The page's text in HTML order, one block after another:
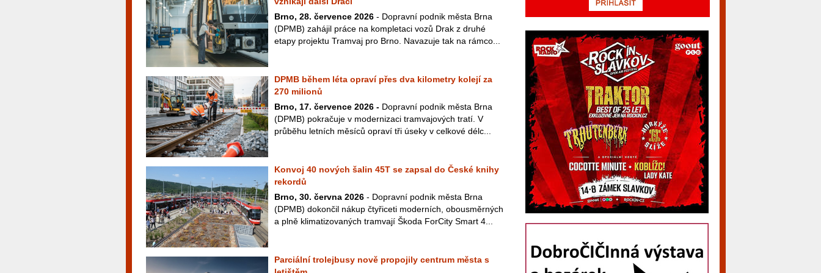
Brno, 28. července 2026 - Dopravní podnik města Brna
(DPMB) zahájil práce na kompletaci vozů Drak z druhé
etapy projektu Tramvaj pro Brno. Navazuje tak na rámco...
DPMB během léta opraví přes dva kilometry kolejí za
270 milionů
Brno, 17. července 2026 - Dopravní podnik města Brna
(DPMB) pokračuje v modernizaci tramvajových tratí. V
průběhu letních měsíců opraví tři úseky v celkové délc...
Konvoj 40 nových šalin 45T se zapsal do České knihy
rekordů
Brno, 30. června 2026 - Dopravní podnik města Brna
(DPMB) dokončil nákup čtyřiceti moderních, obousměrných
a plně klimatizovaných tramvají Škoda ForCity Smart 4...
Parciální trolejbusy nově propojily centrum města s